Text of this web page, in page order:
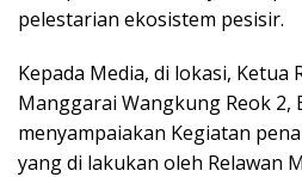
pelestarian ekosistem pesisir.
Kepada Media, di lokasi, Ketua
Manggarai Wangkung Reok 2,
menyampaiakan Kegiatan
yang di lakukan oleh Relawan